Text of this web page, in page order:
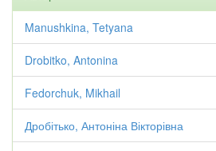
Manushkina, Tetyana
Drobitko, Antonina
Fedorchuk, Mikhail
Дробітько, Антоніна Вікторівна